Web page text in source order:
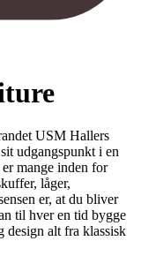
USM Hallers
udgangspunkt i en
mange inden for
låger,
er, at du bliver
til hver en tid bygge
design alt fra klassisk